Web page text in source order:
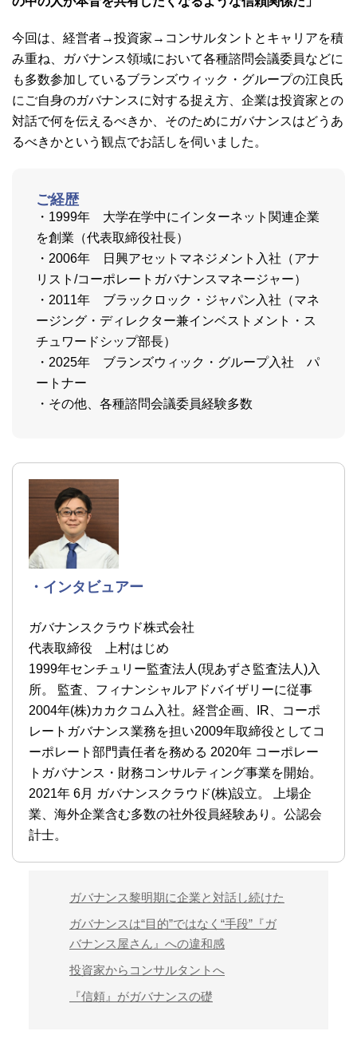
今回は、経営者→投資家→コンサルタントとキャリアを積
み重ね、ガバナンス領域において各種諮問会議委員などに
も多数参加しているブランズウィック ・グループの江良氏
にご自身のガバナンスに対する捉え方、企業は投資家との
対話で何を伝えるべきか、そのためにガバナンスはどうあ
るべきかという観点でお話しを伺いました。
ご経歴
・1999年 大学在学中にインターネット関連企業
を創業（代表取締役社長）
・2006年 日興アセットマネジメント入社（アナ
リスト/コーポレートガバナンスマネージャー）
・2011年 ブラックロック・ジャパン入社（マネ
ージング・ディレクター兼インベストメント・ス
チュワードシップ部長）
・2025年 ブランズウィック・グループ入社 パ
ートナー
・その他、各種諮問会議委員経験多数
・インタビュアー
ガバナンスクラウド株式会社
代表取締役 上村はじめ
1999年センチュリー監査法人(現あずさ監査法人)入
所。 監査、フィナンシャルアドバイザリーに従事
2004年(株)カカクコム入社。経営企画、IR、コーポ
レートガバナンス業務を担い2009年取締役としてコ
ーポレート部門責任者を務める 2020年 コーポレー
トガバナンス・財務コンサルティング事業を開始。
2021年 6月 ガバナンスクラウド(株)設立。 上場企
業、海外企業含む多数の社外役員経験あり。公認会
計士。
ガバナンス黎明期に企業と対話し続けた
ガバナンスは“目的”ではなく“手段”『ガ
バナンス屋さん』への違和感
投資家からコンサルタントへ
『信頼』がガバナンスの礎